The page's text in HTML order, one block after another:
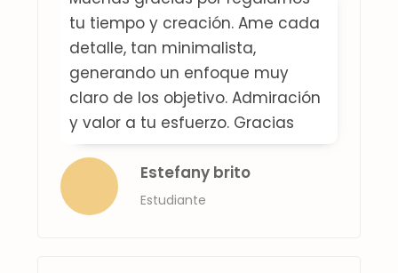
tu tiempo y creación. Ame cada
detalle, tan minimalista,
generando un enfoque muy
claro de los objetivo. Admiración
y valor a tu esfuerzo. Gracias
Estefany brito
Estudiante